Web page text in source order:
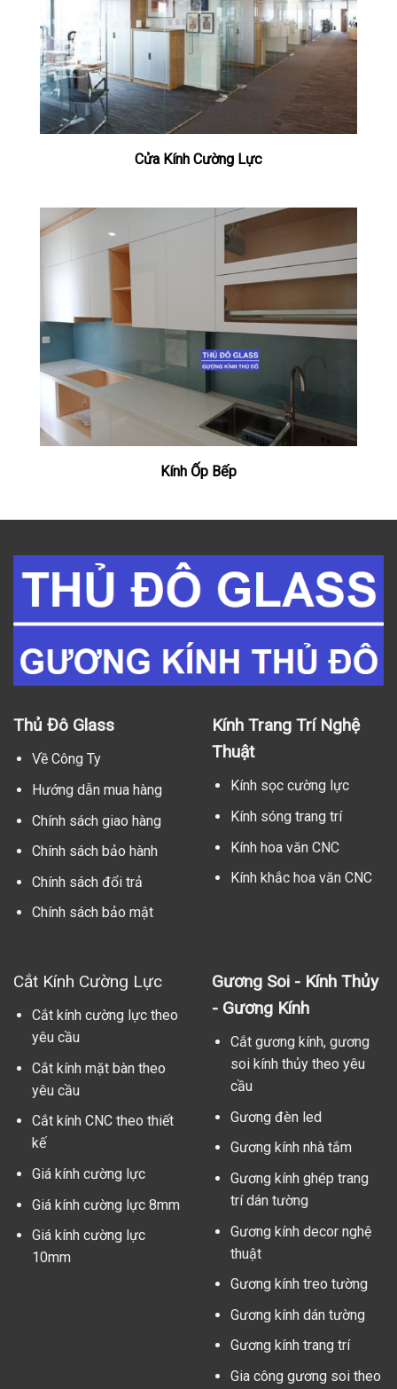
Cửa Kính Cường Lực
Kính Ốp Bếp
Thủ Đô Glass
Về Công Ty
Hướng dẫn mua hàng
Chính sách giao hàng
Chính sách bảo hành
Chính sách đổi trả
Chính sách bảo mật
Kính Trang Trí Nghệ
Thuật
Kính sọc cường lực
Kính sóng trang trí
Kính hoa văn CNC
Kính khắc hoa văn CNC
Cắt Kính Cường Lực
Cắt kính cường lực theo
yêu cầu
Cắt kính mặt bàn theo
yêu cầu
Cắt kính CNC theo thiết
kế
Giá kính cường lực
Giá kính cường lực 8mm
Giá kính cường lực
10mm
Gương Soi - Kính Thủy
- Gương Kính
Cắt gương kính, gương
soi kính thủy theo yêu
cầu
Gương đèn led
Gương kính nhà tắm
Gương kính ghép trang
trí dán tường
Gương kính decor nghệ
thuật
Gương kính treo tường
Gương kính dán tường
Gương kính trang trí
Gia công gương soi theo